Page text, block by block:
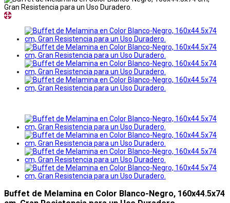
Buffet de Melamina en Color Blanco-Negro, 160x44.5x74